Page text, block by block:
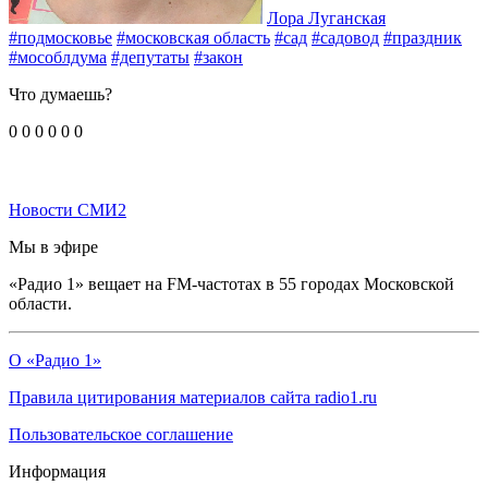
Лора Луганская
#подмосковье #московская область #сад #садовод #праздник
#мособлдума #депутаты #закон
Что думаешь?
0 0 0 0 0 0
Новости СМИ2
Мы в эфире
«Радио 1» вещает на FM-частотах в 55 городах Московской
области.
О «Радио 1»
Правила цитирования материалов сайта radio1.ru
Пользовательское соглашение
Информация